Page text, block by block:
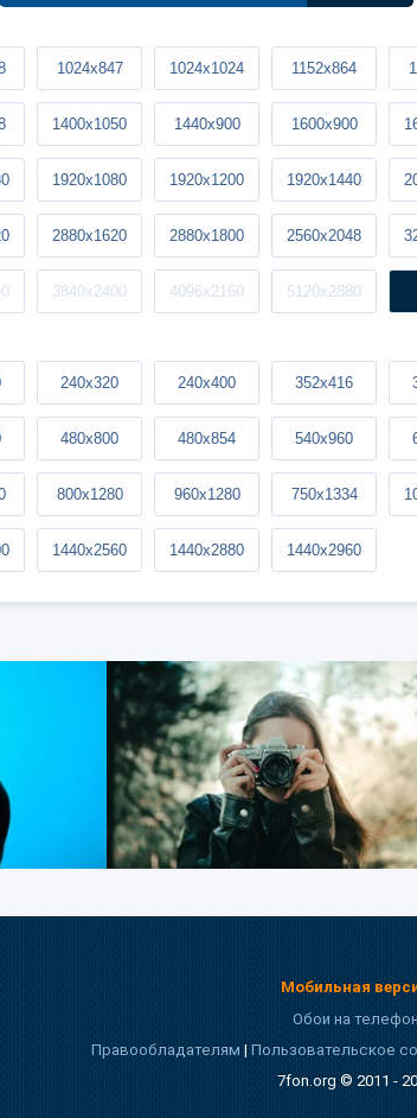
1024x847 1024x1024 1152x864
1400x1050 1440x900 1600x900
1920x1080 1920x1200 1920x1440
2880x1620 2880x1800 2560x2048
3840x2400 4096x2160 5120x2880
240x320 240x400 352x416
480x800 480x854 540x960
800x1280 960x1280 750x1334
1440x2560 1440x2880 1440x2960
Мобильная
Обои на
Правообладателям|Пользовательское
7fon.org © 2011 -